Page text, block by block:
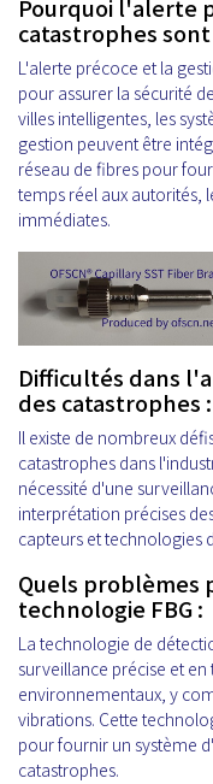
Pourquoi l'alerte
catastrophes
L'alerte précoce et la
pour assurer la sécurité
villes intelligentes, les
gestion peuvent être
réseau de fibres pour
temps réel aux autorités,
immédiates.
Difficultés dans
des catastrophes :
Il existe de nombreux
catastrophes dans
nécessité d'une
interprétation précises
capteurs et technologies
Quels problèmes
technologie FBG :
La technologie de
surveillance précise et
environnementaux, y
vibrations. Cette
pour fournir un système
catastrophes.